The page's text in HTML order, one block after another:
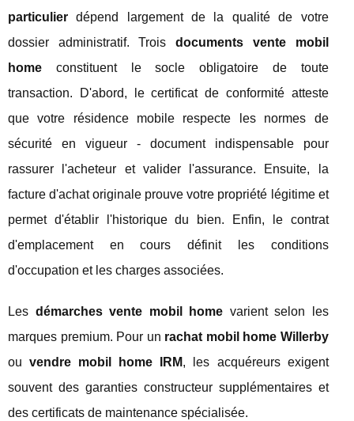
particulier dépend largement de la qualité de votre
dossier administratif. Troisdocuments vente mobil
home constituent le socle obligatoire de toute
transaction. D'abord, le certificat de conformité atteste
que votre résidence mobile respecte les normes de
sécurité en vigueur - document indispensable pour
rassurer l'acheteur et valider l'assurance. Ensuite, la
facture d'achat originale prouve votre propriété légitime et
permet d'établir l'historique du bien. Enfin, le contrat
d'emplacement en cours définit les conditions
d'occupation et les charges associées.
Les démarches vente mobil home varient selon les
marques premium. Pour un rachat mobil home Willerby
ouvendre mobil home IRM, les acquéreurs exigent
souvent des garanties constructeur supplémentaires et
des certificats de maintenance spécialisée.